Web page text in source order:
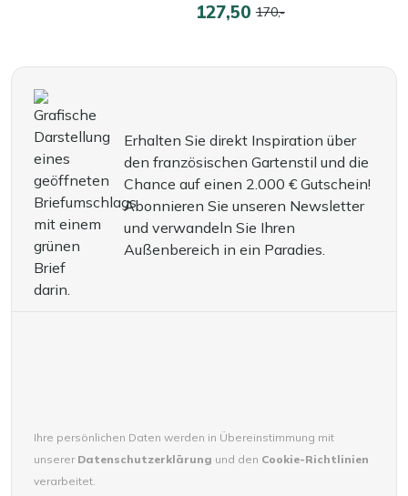
127,50 170,-
Erhalten Sie direkt Inspiration über
den französischen Gartenstil und die
Chance auf einen 2.000 € Gutschein!
Abonnieren Sie unseren Newsletter
und verwandeln Sie Ihren
Außenbereich in ein Paradies.
Ihre persönlichen Daten werden in Übereinstimmung mit
unserer Datenschutzerklärung und den Cookie-Richtlinien
verarbeitet.